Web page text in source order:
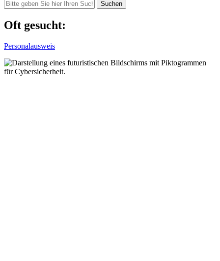
Suchen
Oft gesucht:
Personalausweis